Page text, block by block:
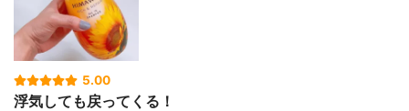
5.00
浮気しても戻ってくる！